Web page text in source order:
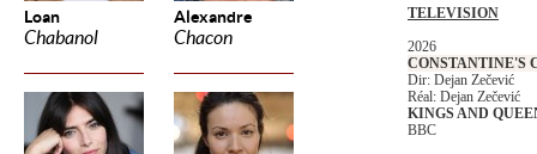
Loan
Chabanol
Alexandre
Chacon
TELEVISION
2026
CONSTANTINE'S
Dir: Dejan Zečević
Réal: Dejan Zečević
KINGS AND
BBC